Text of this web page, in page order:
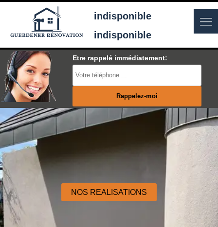
indisponible
indisponible
Etre rappelé immédiatement:
NOS REALISATIONS